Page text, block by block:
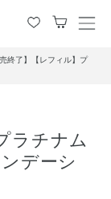
メ
売終了】【レフィル】プ
ラチナム
デーシ